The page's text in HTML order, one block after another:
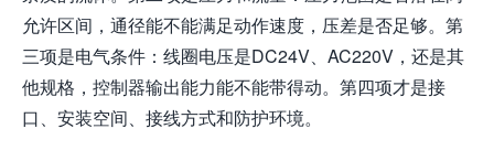
允许区间，通径能不能满足动作速度，压差是否足够。第
三项是电气条件：线圈电压是DC24V、AC220V，还是其
他规格，控制器输出能力能不能带得动。第四项才是接
口、安装空间、接线方式和防护环境。